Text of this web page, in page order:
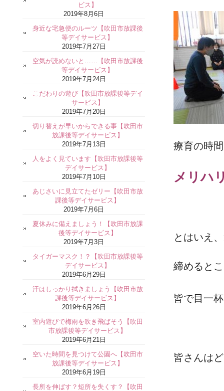
療育の時
メリハ
とはいえ
締めると
皆で目一
皆さんは
ビス】
2019年8月6日
身近な宅急便のルーツ【吹田市放課後
等デイサービス】
2019年7月27日
空気が読めないと……【吹田市放課後
等デイサービス】
2019年7月24日
こだわりの遊び【吹田市放課後等デイ
サービス】
2019年7月20日
切り替えが早いからできる事【吹田市
放課後等デイサービス】
2019年7月13日
人をよく見ています【吹田市放課後等
デイサービス】
2019年7月10日
あじさいに見立てたゼリー【吹田市放
課後等デイサービス】
2019年7月6日
夏休みに備えましょう！【吹田市放課
後等デイサービス】
2019年7月3日
タイガーマスク！？【吹田市放課後等
デイサービス】
2019年6月29日
汗はしっかり拭きましょう【吹田市放
課後等デイサービス】
2019年6月26日
室内遊びで梅雨を吹き飛ばそう【吹田
市放課後等デイサービス】
2019年6月21日
空いた時間を見つけて公園へ【吹田市
放課後等デイサービス】
2019年6月19日
長所を伸ばす？短所を失くす？【吹田